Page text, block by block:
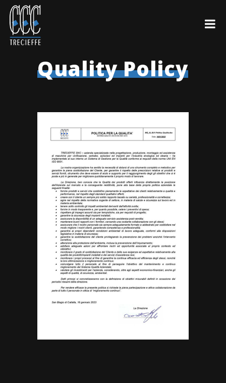
Quality Policy